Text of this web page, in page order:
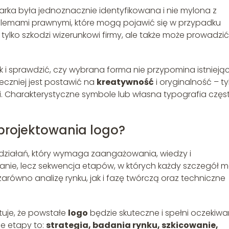
była jednoznacznie identyfikowana i nie mylona z
prawnymi, które mogą pojawić się w przypadku
szkodzi wizerunkowi firmy, ale także może
i sprawdzić, czy wybrana forma nie przypomina
jest postawić na kreatywność i oryginalność –
Charakterystyczne symbole lub własna typografia
logo?
który wymaga zaangażowania, wiedzy i
lecz sekwencja etapów, w których każdy szczegół
analizę rynku, jak i fazę twórczą oraz techniczne
że powstałe logo będzie skuteczne i spełni
etapy to: strategia, badania rynku, szkicowanie,